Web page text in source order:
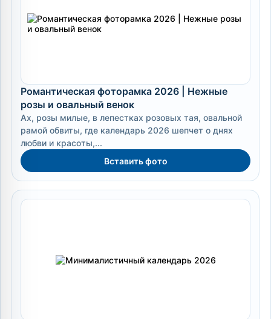
Романтическая фоторамка 2026 | Нежные
розы и овальный венок
Ах, розы милые, в лепестках розовых тая, овальной
рамой обвиты, где календарь 2026 шепчет о днях
любви и красоты,...
Вставить фото